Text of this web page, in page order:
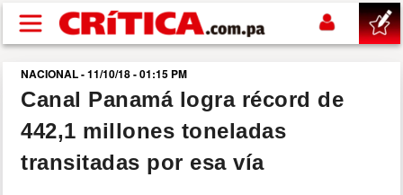
Pasar al contenido principal
buscar
SUCESOS
NACIONAL - 11/10/18 - 01:15 PM
Canal Panamá logra récord de
442,1 millones toneladas
transitadas por esa vía